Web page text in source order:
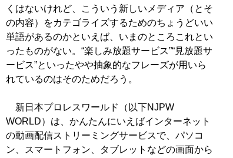
くはないけれど、こういう新しいメディア（とそ
の内容）をカテゴライズするためのちょうどいい
単語があるのかといえば、いまのところこれとい
ったものがない。“楽しみ放題サービス”“見放題サ
ービス”といったやや抽象的なフレーズが用いら
れているのはそのためだろう。
新日本プロレスワールド（以下NJPW
WORLD）は、かんたんにいえばインターネット
の動画配信ストリーミングサービスで、パソコ
ン、スマートフォン、タブレットなどの画面から